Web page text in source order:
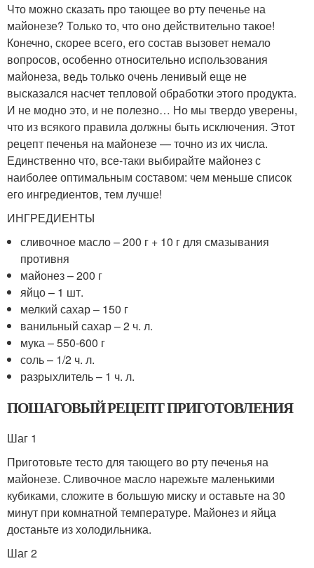
Что можно сказать про тающее во рту печенье на
майонезе? Только то, что оно действительно такое!
Конечно, скорее всего, его состав вызовет немало
вопросов, особенно относительно использования
майонеза, ведь только очень ленивый еще не
высказался насчет тепловой обработки этого продукта.
И не модно это, и не полезно… Но мы твердо уверены,
что из всякого правила должны быть исключения. Этот
рецепт печенья на майонезе — точно из их числа.
Единственно что, все-таки выбирайте майонез с
наиболее оптимальным составом: чем меньше список
его ингредиентов, тем лучше!
ИНГРЕДИЕНТЫ
сливочное масло – 200 г + 10 г для смазывания
противня
майонез – 200 г
яйцо – 1 шт.
мелкий сахар – 150 г
ванильный сахар – 2 ч. л.
мука – 550-600 г
соль – 1/2 ч. л.
разрыхлитель – 1 ч. л.
ПОШАГОВЫЙ РЕЦЕПТ ПРИГОТОВЛЕНИЯ
Шаг 1
Приготовьте тесто для тающего во рту печенья на
майонезе. Сливочное масло нарежьте маленькими
кубиками, сложите в большую миску и оставьте на 30
минут при комнатной температуре. Майонез и яйца
достаньте из холодильника.
Шаг 2